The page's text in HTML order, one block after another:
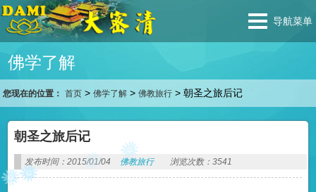
导航菜单
佛学了解
您现在的位置： 首页 >佛学了解 >佛教旅行 >朝圣之旅后记
朝圣之旅后记
发布时间：2015/01/04 佛教旅行 浏览次数：3541